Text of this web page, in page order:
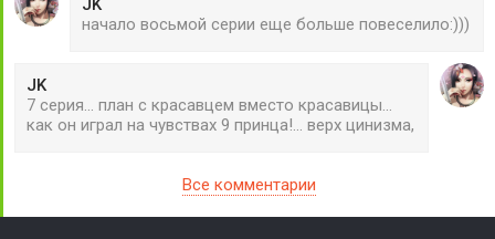
JK
начало восьмой серии еще больше повеселило:)))
JK
7 серия... план с красавцем вместо красавицы...
как он играл на чувствах 9 принца!... верх цинизма,
Все комментарии